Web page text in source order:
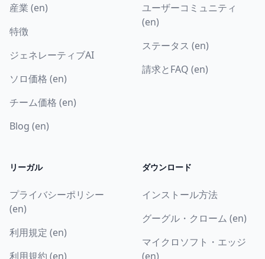
産業 (en)
特徴
ジェネレーティブAI
ソロ価格 (en)
チーム価格 (en)
Blog (en)
ユーザーコミュニティ
(en)
ステータス (en)
請求とFAQ (en)
リーガル
プライバシーポリシー
(en)
利用規定 (en)
利用規約 (en)
ダウンロード
インストール方法
グーグル・クローム (en)
マイクロソフト・エッジ
(en)